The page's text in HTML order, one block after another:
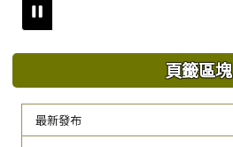
頁籤區塊
最新發布